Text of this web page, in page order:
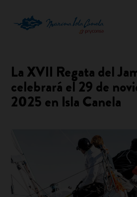
La XVII Regata del
celebrará el 29 de
2025 en Isla Canela